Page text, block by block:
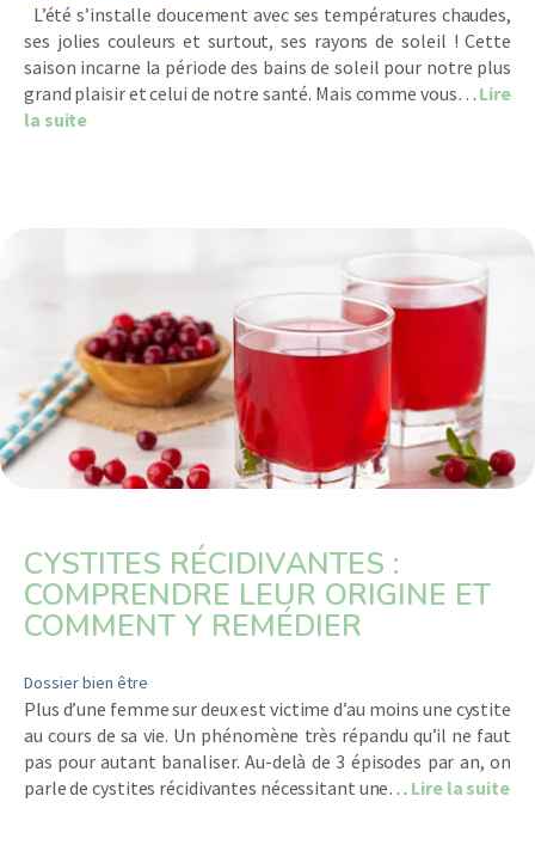
L’été s’installe doucement avec ses températures chaudes,
ses jolies couleurs et surtout, ses rayons de soleil ! Cette
saison incarne la période des bains de soleil pour notre plus
grand plaisir et celui de notre santé. Mais comme vous… Lire
la suiteabout Préparer et protéger sa peau du soleil :
CYSTITES RÉCIDIVANTES :
COMPRENDRE LEUR ORIGINE ET
COMMENT Y REMÉDIER
Dossier bien être
Plus d’une femme sur deux est victime d’au moins une cystite
au cours de sa vie. Un phénomène très répandu qu’il ne faut
pas pour autant banaliser. Au-delà de 3 épisodes par an, on
parle de cystites récidivantes nécessitant une… Lire la suite